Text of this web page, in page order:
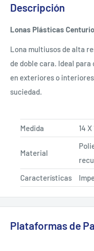
Descripción
Lonas Plásticas
Lona multiusos dealta
de doble cara. Ideal para
en exterioreso interiores
suciedad.
Medida 14 X
Material
Características
Plataformas de